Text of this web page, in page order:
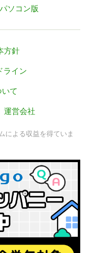
パソコン版
方針
ライン
て
運営会社
による収益を得ていま